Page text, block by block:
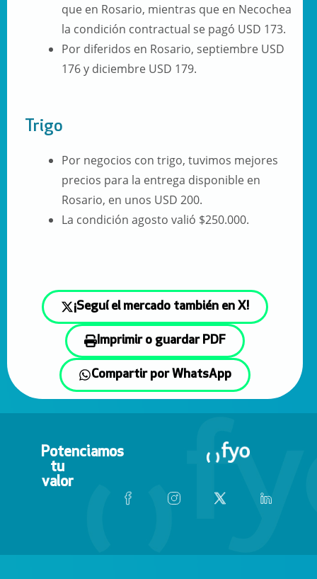
que en Rosario, mientras que en Necochea
la condición contractual se pagó USD 173.
Por diferidos en Rosario, septiembre USD
176 y diciembre USD 179.
Trigo
Por negocios con trigo, tuvimos mejores
precios para la entrega disponible en
Rosario, en unos USD 200.
La condición agosto valió $250.000.
¡Seguí el mercado también en X!
Imprimir o guardar PDF
Compartir por WhatsApp
Potenciamos
tu
valor